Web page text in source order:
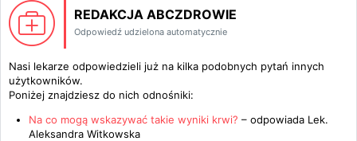
REDAKCJA ABCZDROWIE
Odpowiedź udzielona automatycznie
Nasi lekarze odpowiedzieli już na kilka podobnych pytań innych
użytkowników.
Poniżej znajdziesz do nich odnośniki:
Na co mogą wskazywać takie wyniki krwi? – odpowiada Lek.
Aleksandra Witkowska